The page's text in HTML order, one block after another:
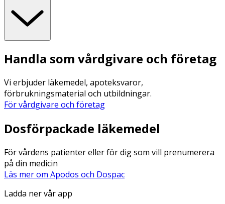
Handla som vårdgivare och företag
Vi erbjuder läkemedel, apoteksvaror,
förbrukningsmaterial och utbildningar.
För vårdgivare och företag
Dosförpackade läkemedel
För vårdens patienter eller för dig som vill prenumerera
på din medicin
Läs mer om Apodos och Dospac
Ladda ner vår app